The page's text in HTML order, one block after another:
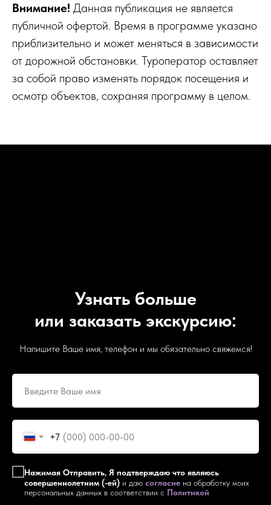
Внимание! Данная публикация не является
публичной офертой. Время в программе указано
приблизительно и может меняться в зависимости
от дорожной обстановки. Туроператор оставляет
за собой право изменять порядок посещения и
осмотр объектов, сохраняя программу в целом.
Узнать больше
или заказать экскурсию:
Напишите Ваше имя, телефон и мы обязательно свяжемся!
+7
Нажимая Отправить, Я подтверждаю что являюсь
совершеннолетним (-ей) и даю согласие на обработку моих
персональных данных в соответствии с Политикой